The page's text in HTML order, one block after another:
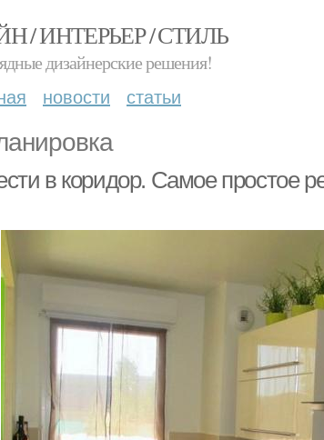
/ ИНТЕРЬЕР / СТИЛЬ
дизайнерские решения!
новости статьи
в коридор. Самое простое